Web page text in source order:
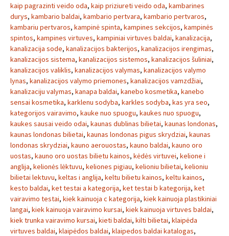
kaip pagrazinti veido oda, kaip priziureti veido oda, kambarines
durys, kambario baldai, kambario pertvara, kambario pertvaros,
kambariu pertvaros, kampinė spinta, kampines sekcijos, kampinės
spintos, kampines virtuves, kampiniai virtuves baldai, kanalizacija,
kanalizacija sode, kanalizacijos bakterijos, kanalizacijos irengimas,
kanalizacijos sistema, kanalizacijos sistemos, kanalizacijos šuliniai,
kanalizacijos valiklis, kanalizacijos valymas, kanalizacijos valymo
lynas, kanalizacijos valymo priemones, kanalizacijos vamzdžiai,
kanalizaciju valymas, kanapa baldai, kanebo kosmetika, kanebo
sensai kosmetika, karklenu sodyba, karkles sodyba, kas yra seo,
kategorijos vairavimo, kauke nuo spuogu, kaukes nuo spuogu,
kaukes sausai veido odai, kaunas dublinas bilietai, kaunas londonas,
kaunas londonas bilietai, kaunas londonas pigus skrydziai, kaunas
londonas skrydziai, kauno aerouostas, kauno baldai, kauno oro
uostas, kauno oro uostas bilietu kainos, kėdės virtuvei, kelione i
anglija, kelionės lėktuvu, keliones pigiau, kelioniu bilietai, kelioniu
bilietai lektuvu, keltas i anglija, keltu bilietu kainos, keltu kainos,
kesto baldai, ket testai a kategorija, ket testai b kategorija, ket
vairavimo testai, kiek kainuoja c kategorija, kiek kainuoja plastikiniai
langai, kiek kainuoja vairavimo kursai, kiek kainuoja virtuves baldai,
kiek trunka vairavimo kursai, kieti baldai, kilti bilietai, klaipėda
virtuves baldai, klaipėdos baldai, klaipedos baldai katalogas,